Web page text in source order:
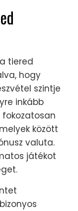
tiered
hogy
szintje
inkább
fokozatosan
között
valuta.
játékot